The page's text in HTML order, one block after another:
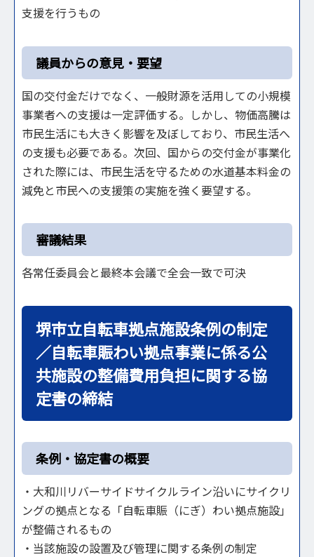
支援を行うもの
議員からの意見・要望
国の交付金だけでなく、一般財源を活用しての小規模
事業者への支援は一定評価する。しかし、物価高騰は
市民生活にも大きく影響を及ぼしており、市民生活へ
の支援も必要である。次回、国からの交付金が事業化
された際には、市民生活を守るための水道基本料金の
減免と市民への支援策の実施を強く要望する。
審議結果
各常任委員会と最終本会議で全会一致で可決
堺市立自転車拠点施設条例の制定
／自転車賑わい拠点事業に係る公
共施設の整備費用負担に関する協
定書の締結
条例・協定書の概要
・大和川リバーサイドサイクルライン沿いにサイクリ
ングの拠点となる「自転車賑（にぎ）わい拠点施設」
が整備されるもの
・当該施設の設置及び管理に関する条例の制定